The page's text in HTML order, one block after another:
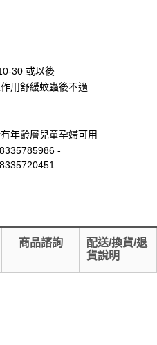
30 或以後
用舒緩蚊蟲後不適
年齡層兒童孕婦可用
-
商品諮詢
配送/換貨/退
貨說明